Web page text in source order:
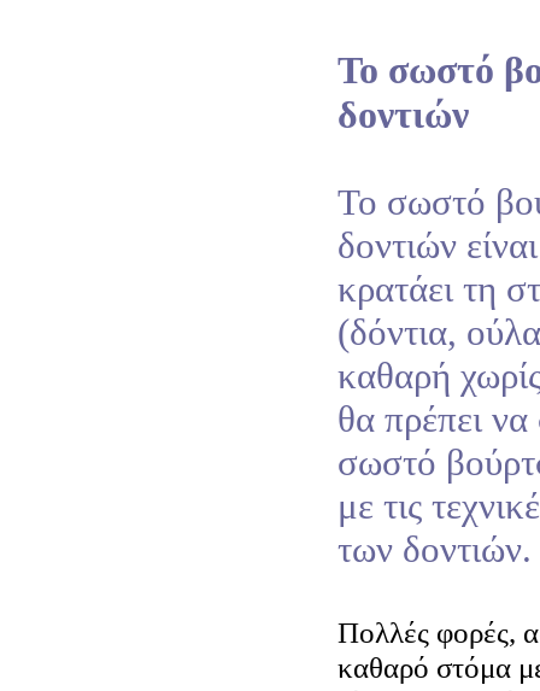
Το σωστό
δοντιών
Το σωστό
δοντιών
κρατάει τη
(δόντια,
καθαρή
θα πρέπει
σωστό
με τις
των δοντιών.
Πολλές φορές,
καθαρό στόμα